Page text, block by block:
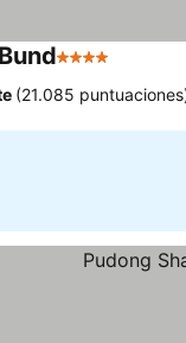
4 Estrellas
(21.085